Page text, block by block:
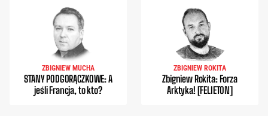
ZBIGNIEW MUCHA
STANY PODGORĄCZKOWE: A
jeśli Francja, to kto?
ZBIGNIEW ROKITA
Zbigniew Rokita: Forza
Arktyka! [FELIETON]